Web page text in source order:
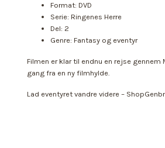
Format: DVD
Serie: Ringenes Herre
Del: 2
Genre: Fantasy og eventyr
Filmen er klar til endnu en rejse gennem
gang fra en ny filmhylde.
Lad eventyret vandre videre –